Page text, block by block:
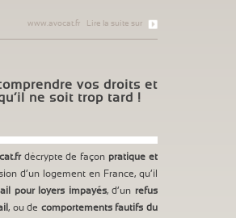
Lire la suite sur
www.avocat.fr
vos droits et
ne soit trop tard !
décrypte de façon pratique et
d’un logement en France, qu’il
pour loyers impayés, d’un refus
, ou de comportements fautifs du